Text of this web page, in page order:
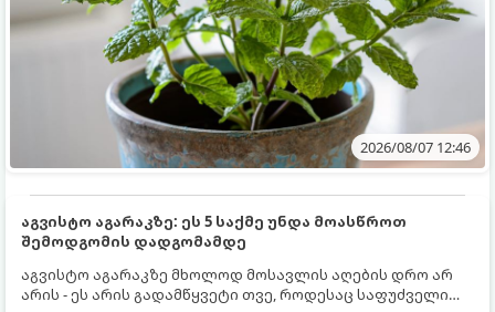
2026/08/07 12:46
აგვისტო აგარაკზე: ეს 5 საქმე უნდა მოასწროთ
შემოდგომის დადგომამდე
აგვისტო აგარაკზე მხოლოდ მოსავლის აღების დრო არ
არის - ეს არის გადამწყვეტი თვე, როდესაც საფუძველი